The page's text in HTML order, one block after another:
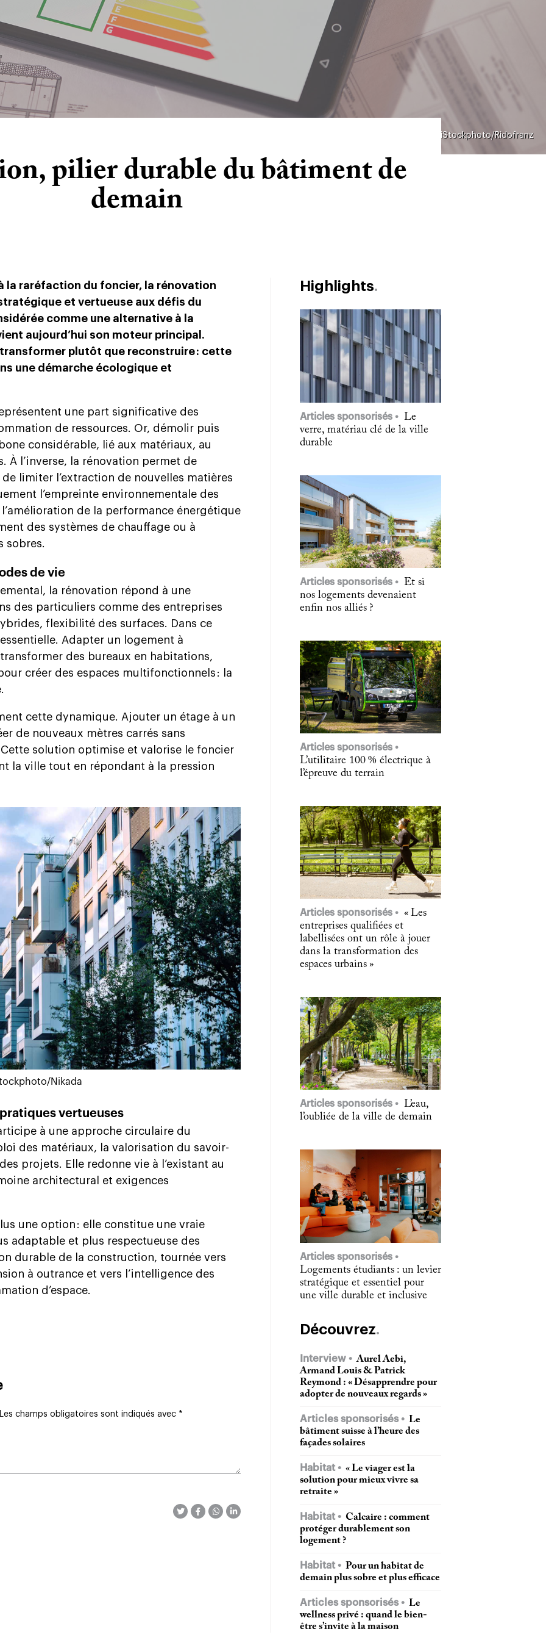
iStockphoto/Ridofranz
pilier durable du bâtiment de
demain
la raréfaction du foncier, la rénovation
et vertueuse aux défis du
comme une alternative à la
aujourd’hui son moteur principal.
plutôt que reconstruire : cette
une démarche écologique et
une part significative des
de ressources. Or, démolir puis
considérable, lié aux matériaux, au
À l’inverse, la rénovation permet de
limiter l’extraction de nouvelles matières
l’empreinte environnementale des
de la performance énergétique
des systèmes de chauffage ou à
sobres.
de vie
la rénovation répond à une
des particuliers comme des entreprises
flexibilité des surfaces. Dans ce
Adapter un logement à
des bureaux en habitations,
créer des espaces multifonctionnels : la
cette dynamique. Ajouter un étage à un
de nouveaux mètres carrés sans
solution optimise et valorise le foncier
la ville tout en répondant à la pression
Nikada
vertueuses
à une approche circulaire du
des matériaux, la valorisation du savoir-
projets. Elle redonne vie à l’existant au
architectural et exigences
une option : elle constitue une vraie
adaptable et plus respectueuse des
durable de la construction, tournée vers
à outrance et vers l’intelligence des
d’espace.
Les champs obligatoires sont indiqués avec *
Highlights
Articles sponsorisés
Le
verre, matériau clé de la ville
durable
Articles sponsorisés
Et si
nos logements devenaient
enfin nos alliés ?
Articles sponsorisés
L’utilitaire 100 % électrique à
l’épreuve du terrain
Articles sponsorisés
« Les
entreprises qualifiées et
labellisées ont un rôle à jouer
dans la transformation des
espaces urbains »
Articles sponsorisés
L’eau,
l’oubliée de la ville de demain
Articles sponsorisés
Logements étudiants : un levier
stratégique et essentiel pour
une ville durable et inclusive
Découvrez
Interview
Aurel Aebi,
Armand Louis & Patrick
Reymond : « Désapprendre pour
adopter de nouveaux regards »
Articles sponsorisés
Le
bâtiment suisse à l’heure des
façades solaires
Habitat
« Le viager est la
solution pour mieux vivre sa
retraite »
Habitat
Calcaire : comment
protéger durablement son
logement ?
Habitat
Pour un habitat de
demain plus sobre et plus efficace
Articles sponsorisés
Le
wellness privé : quand le bien-
être s’invite à la maison